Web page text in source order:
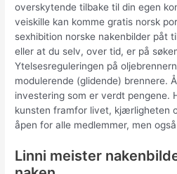
overskytende tilbake til din egen
veiskille kan komme gratis norsk
sexhibition norske nakenbilder påt
eller at du selv, over tid, er på
Ytelsesreguleringen på
modulerende (glidende) brennere.
investering som er verdt pengene.
kunsten framfor livet, kjærligheten
åpen for alle medlemmer, men
Linni meister